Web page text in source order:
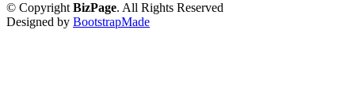
© Copyright BizPage. All Rights Reserved
Designed by BootstrapMade